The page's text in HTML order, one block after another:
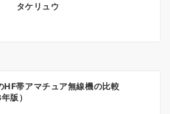
タケリュウ
HF帯アマチュア無線機の比較
版）